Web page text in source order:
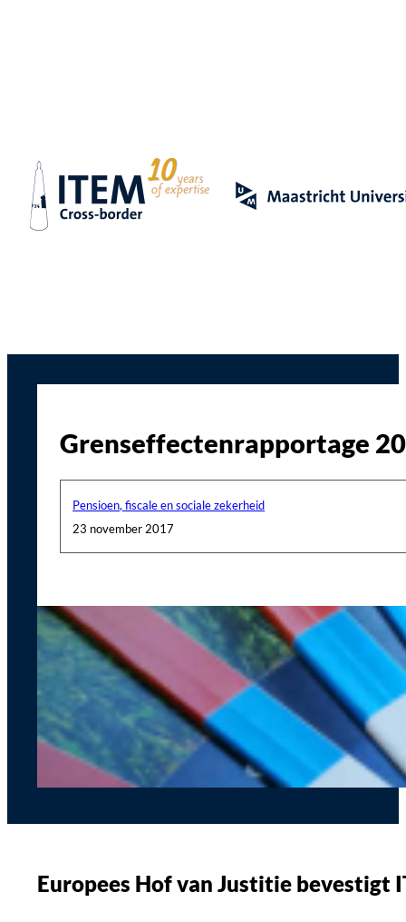
Grenseffectenrapportage
Pensioen, fiscale en sociale zekerheid
23 november 2017
Europees Hof van Justitie bevestigt